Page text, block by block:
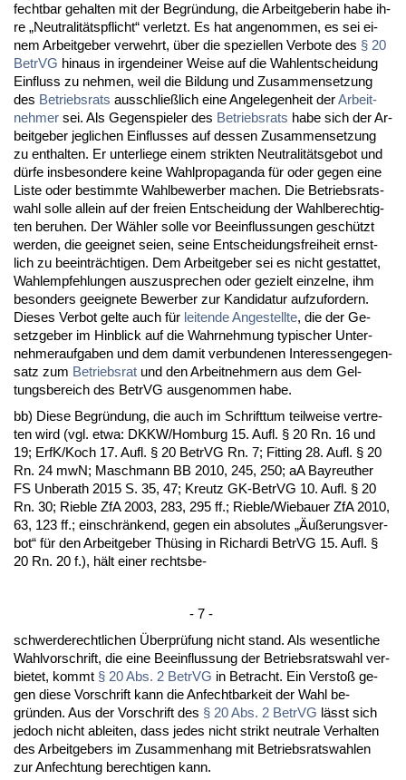
fecht­bar ge­hal­ten mit der Be­gründung, die Ar­beit­ge­be­rin ha­be ih­
re „Neu­tra­litäts­pflicht“ ver­letzt. Es hat an­ge­nom­men, es sei ei­
nem Ar­beit­ge­ber ver­wehrt, über die spe­zi­el­len Ver­bo­te des § 20
Be­trVG hin­aus in ir­gend­ei­ner Wei­se auf die Wahl­ent­schei­dung
Ein­fluss zu neh­men, weil die Bil­dung und Zu­sam­men­set­zung
des Be­triebs­rats aus­sch­ließlich ei­ne An­ge­le­gen­heit derAr­beit­
neh­mer sei. Als Ge­gen­spie­ler des Be­triebs­rats ha­be sich der Ar­
beit­ge­ber jeg­li­chen Ein­flus­ses auf des­sen Zu­sam­men­set­zung
zu ent­hal­ten. Er un­ter­lie­ge ei­nem strik­ten Neu­tra­litäts­ge­bot und
dürfe ins­be­son­de­re kei­ne Wahl­pro­pa­gan­da für oder ge­gen ei­ne
Lis­te oder be­stimm­te Wahl­be­wer­ber ma­chen. Die Be­triebs­rats­
wahl sol­le al­lein auf der frei­en Ent­schei­dung der Wahl­be­rech­tig­
ten be­ru­hen. Der Wähler sol­le vor Be­ein­flus­sun­gen geschützt
wer­den, die ge­eig­net sei­en, sei­ne Ent­schei­dungs­frei­heit ernst­
lich zu be­ein­träch­ti­gen. Dem Ar­beit­ge­ber sei es nicht ge­stat­tet,
Wahl­emp­feh­lun­gen aus­zu­spre­chen oder ge­zielt ein­zel­ne, ihm
be­son­ders ge­eig­ne­te Be­wer­ber zur Kan­di­da­tur auf­zu­for­dern.
Die­ses Ver­bot gel­te auch für lei­ten­de An­ge­stell­te, die der Ge­
setz­ge­ber im Hin­blick auf die Wahr­neh­mung ty­pi­scher Un­ter­
neh­mer­auf­ga­ben und dem da­mit ver­bun­de­nen In­ter­es­sen­ge­gen­
satz zum Be­triebs­rat und den Ar­beit­neh­mern aus dem Gel­
tungs­be­reich des Be­trVG aus­ge­nom­men ha­be.
bb) Die­se Be­gründung, die auch im Schrift­tum teil­wei­se ver­tre­
ten wird (vgl. et­wa: DKKW/Hom­burg 15. Aufl. § 20 Rn. 16 und
19; ErfK/Koch 17. Aufl. § 20 Be­trVG Rn. 7; Fit­ting 28. Aufl. § 20
Rn. 24 mwN; Masch­mann BB 2010, 245, 250; aA Bay­reu­ther
FS Un­berath 2015 S. 35, 47; Kreutz GK-Be­trVG 10. Aufl. § 20
Rn. 30; Rieb­le ZfA 2003, 283, 295 ff.; Rieb­le/Wie­bau­er ZfA 2010,
63, 123 ff.; ein­schränkend, ge­gen ein ab­so­lu­tes „Äußerungs­ver­
bot“ für den Ar­beit­ge­ber Thüsing in Ri­char­di Be­trVG 15. Aufl. §
20 Rn. 20 f.), hält ei­ner rechts­be-
- 7 -
schwer­de­recht­li­chen Über­prüfung nicht stand. Als we­sent­li­che
Wahl­vor­schrift, die ei­ne Be­ein­flus­sung der Be­triebs­rats­wahl ver­
bie­tet, kommt § 20 Abs. 2 Be­trVG in Be­tracht. Ein Ver­s­toß ge­
gen die­se Vor­schrift kann die An­fecht­bar­keit der Wahl be­
gründen. Aus der Vor­schrift des § 20 Abs. 2 Be­trVG lässt sich
je­doch nicht ab­lei­ten, dass je­des nicht strikt neu­tra­le Ver­hal­ten
des Ar­beit­ge­bers im Zu­sam­men­hang mit Be­triebs­rats­wah­len
zur An­fech­tung be­rech­ti­gen kann.